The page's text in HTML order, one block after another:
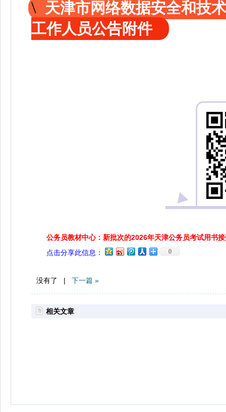
天津市网络数据安全和技
工作人员公告附件
公务员教材中心：新批次的2026年天津公务员考试用书
点击分享此信息：
0
没有了 | 下一篇 »
相关文章